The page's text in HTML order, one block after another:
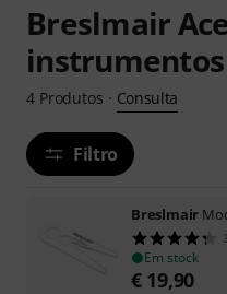
Breslmair
4 Produtos · Consulta
Filtro
Breslmair
3
Em stock
€ 19,90